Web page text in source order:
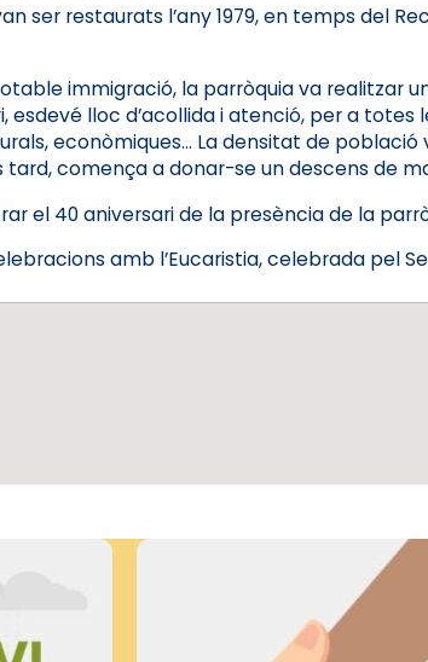
ser restaurats l’any 1979, en temps del
immigració, la parròquia va realitzar
esdevé lloc d’acollida i atenció, per a
econòmiques… La densitat de
comença a donar-se un descens de
el 40 aniversari de la presència de la
amb l’Eucaristia, celebrada pel